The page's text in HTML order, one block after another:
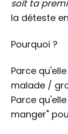
soit ta
la déteste
Pourquoi ?
Parce
malade /
Parce
manger"